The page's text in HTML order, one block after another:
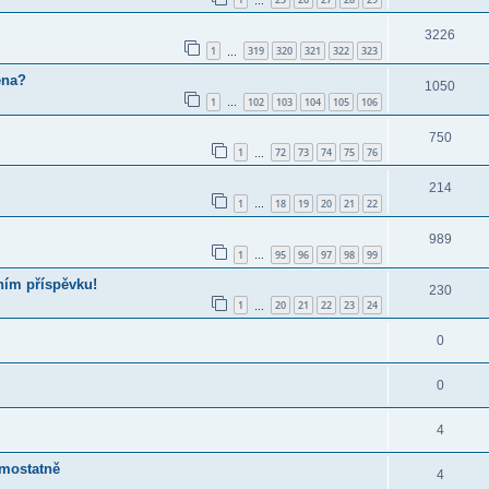
1 319 320 321 322 323
3226
1 … 102 103 104 105 106
1050
1 72 73 74 75 76
750
1 … 18 19 20 21 22
214
1 … 95 96 97 98 99
989
příspěvku!
1 20 21 22 23 24
230
0
0
4
4